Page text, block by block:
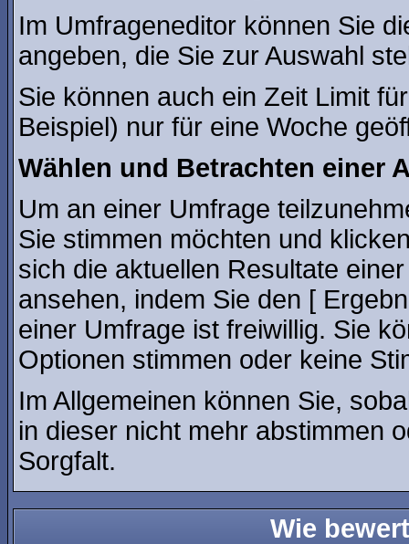
Im Umfrageneditor können Sie
angeben, die Sie zur Auswahl
Sie können auch ein Zeit Limit
Beispiel) nur für eine Woche
Wählen und Betrachten einer
Um an einer Umfrage
Sie stimmen möchten und
sich die aktuellen Resultate
ansehen, indem Sie den [
einer Umfrage ist freiwillig. Sie
Optionen stimmen oder keine
Im Allgemeinen können Sie,
in dieser nicht mehr abstimmen
Sorgfalt.
Wie